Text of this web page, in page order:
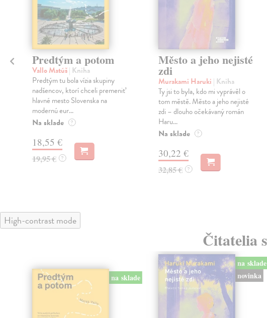
Predtým a potom
Vallo Matúš| Kniha
Predtým tu bola vízia skupiny
nadšencov, ktorí chceli premeniť
hlavné mesto Slovenska na
modernú eur...
Na sklade ?
18,55 €
19,95 € ?
Město a jeho nejisté
zdi
Murakami Haruki | Kniha
Ty jsi to byla, kdo mi vyprávěl o
tom městě. Město a jeho nejisté
zdi – dlouho očekávaný román
Haru...
Na sklade ?
30,22 €
32,85 € ?
High-contrast mode
Čitatelia
na sklade
na sklade
novinka